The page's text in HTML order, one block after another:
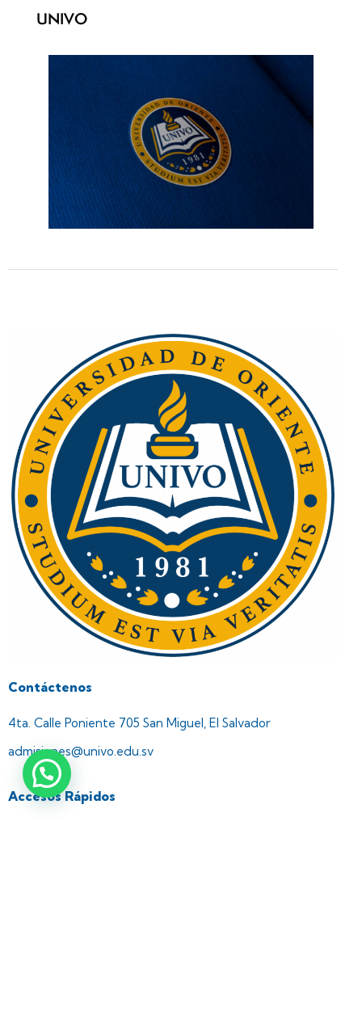
UNIVO
Contáctenos
4ta. Calle Poniente 705 San Miguel, El Salvador
admisiones@univo.edu.sv
Accesos Rápidos